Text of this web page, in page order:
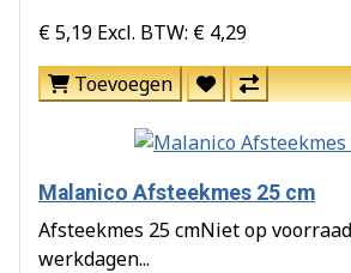
€ 5,19 Excl. BTW: € 4,29
Toevoegen
Malanico Afsteekmes 25 cm
Afsteekmes 25 cmNiet op
werkdagen...